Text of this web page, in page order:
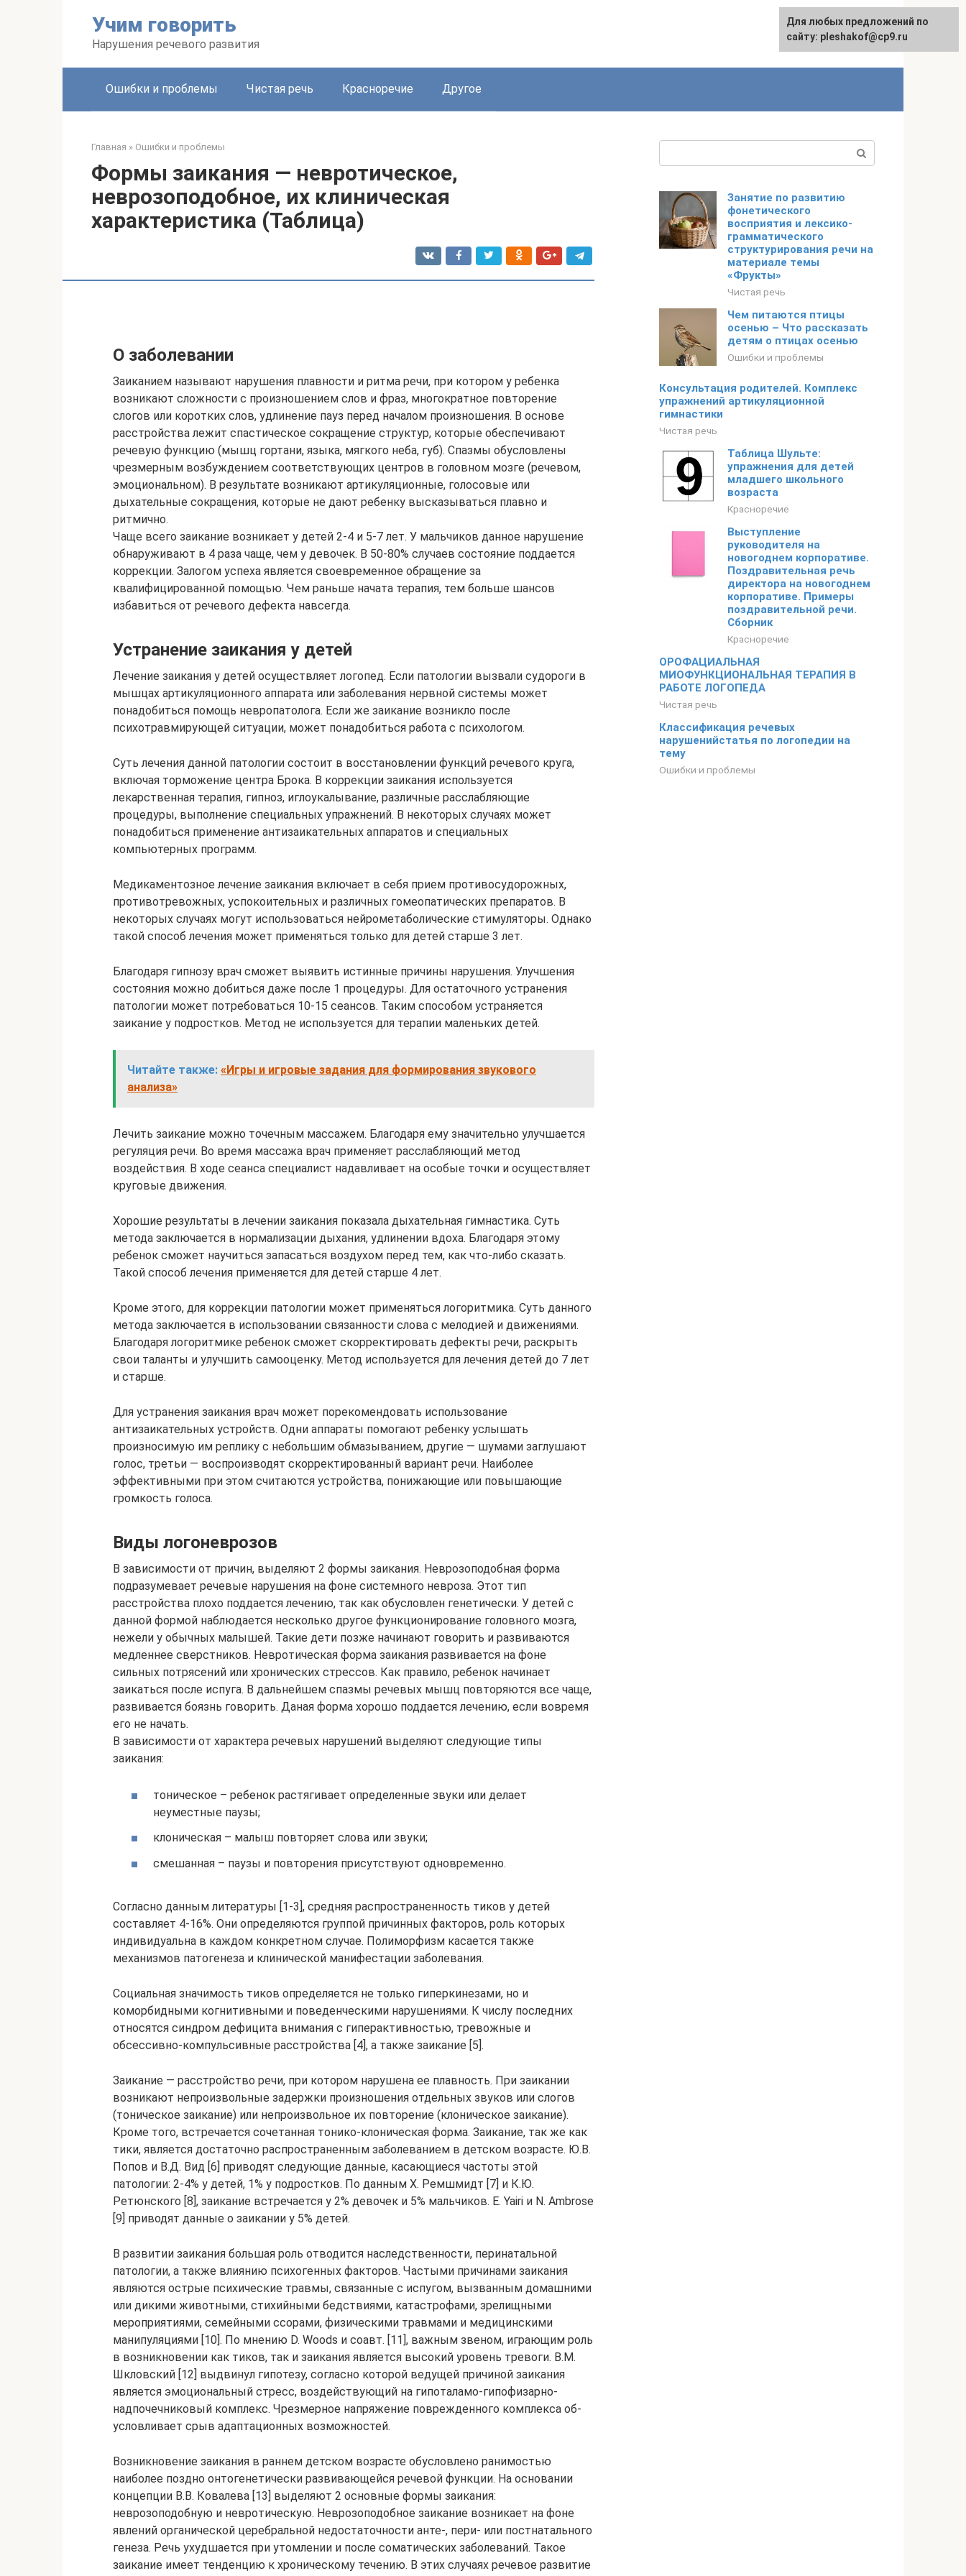
Учим говорить
Нарушения речевого развития
Ошибки и проблемы Чистая речь Красноречие Другое
Главная » Ошибки и проблемы
Формы заикания — невротическое,
неврозоподобное, их клиническая
характеристика (Таблица)
О заболевании
Заиканием называют нарушения плавности и ритма речи, при котором у ребенка
возникают сложности с произношением слов и фраз, многократное повторение
слогов или коротких слов, удлинение пауз перед началом произношения. В основе
расстройства лежит спастическое сокращение структур, которые обеспечивают
речевую функцию (мышц гортани, языка, мягкого неба, губ). Спазмы обусловлены
чрезмерным возбуждением соответствующих центров в головном мозге (речевом,
эмоциональном). В результате возникают артикуляционные, голосовые или
дыхательные сокращения, которые не дают ребенку высказываться плавно и
ритмично.
Чаще всего заикание возникает у детей 2-4 и 5-7 лет. У мальчиков данное нарушение
обнаруживают в 4 раза чаще, чем у девочек. В 50-80% случаев состояние поддается
коррекции. Залогом успеха является своевременное обращение за
квалифицированной помощью. Чем раньше начата терапия, тем больше шансов
избавиться от речевого дефекта навсегда.
Устранение заикания у детей
Лечение заикания у детей осуществляет логопед. Если патологии вызвали судороги в
мышцах артикуляционного аппарата или заболевания нервной системы может
понадобиться помощь невропатолога. Если же заикание возникло после
психотравмирующей ситуации, может понадобиться работа с психологом.
Суть лечения данной патологии состоит в восстановлении функций речевого круга,
включая торможение центра Брока. В коррекции заикания используется
лекарственная терапия, гипноз, иглоукалывание, различные расслабляющие
процедуры, выполнение специальных упражнений. В некоторых случаях может
понадобиться применение антизаикательных аппаратов и специальных
компьютерных программ.
Медикаментозное лечение заикания включает в себя прием противосудорожных,
противотревожных, успокоительных и различных гомеопатических препаратов. В
некоторых случаях могут использоваться нейрометаболические стимуляторы. Однако
такой способ лечения может применяться только для детей старше 3 лет.
Благодаря гипнозу врач сможет выявить истинные причины нарушения. Улучшения
состояния можно добиться даже после 1 процедуры. Для остаточного устранения
патологии может потребоваться 10-15 сеансов. Таким способом устраняется
заикание у подростков. Метод не используется для терапии маленьких детей.
Читайте также: «Игры и игровые задания для формирования звукового
анализа»
Лечить заикание можно точечным массажем. Благодаря ему значительно улучшается
регуляция речи. Во время массажа врач применяет расслабляющий метод
воздействия. В ходе сеанса специалист надавливает на особые точки и осуществляет
круговые движения.
Хорошие результаты в лечении заикания показала дыхательная гимнастика. Суть
метода заключается в нормализации дыхания, удлинении вдоха. Благодаря этому
ребенок сможет научиться запасаться воздухом перед тем, как что-либо сказать.
Такой способ лечения применяется для детей старше 4 лет.
Кроме этого, для коррекции патологии может применяться логоритмика. Суть данного
метода заключается в использовании связанности слова с мелодией и движениями.
Благодаря логоритмике ребенок сможет скорректировать дефекты речи, раскрыть
свои таланты и улучшить самооценку. Метод используется для лечения детей до 7 лет
и старше.
Для устранения заикания врач может порекомендовать использование
антизаикательных устройств. Одни аппараты помогают ребенку услышать
произносимую им реплику с небольшим обмазыванием, другие — шумами заглушают
голос, третьи — воспроизводят скорректированный вариант речи. Наиболее
эффективными при этом считаются устройства, понижающие или повышающие
громкость голоса.
Виды логоневрозов
В зависимости от причин, выделяют 2 формы заикания. Неврозоподобная форма
подразумевает речевые нарушения на фоне системного невроза. Этот тип
расстройства плохо поддается лечению, так как обусловлен генетически. У детей с
данной формой наблюдается несколько другое функционирование головного мозга,
нежели у обычных малышей. Такие дети позже начинают говорить и развиваются
медленнее сверстников. Невротическая форма заикания развивается на фоне
сильных потрясений или хронических стрессов. Как правило, ребенок начинает
заикаться после испуга. В дальнейшем спазмы речевых мышц повторяются все чаще,
развивается боязнь говорить. Даная форма хорошо поддается лечению, если вовремя
его не начать.
В зависимости от характера речевых нарушений выделяют следующие типы
заикания:
тоническое – ребенок растягивает определенные звуки или делает
неуместные паузы;
клоническая – малыш повторяет слова или звуки;
смешанная – паузы и повторения присутствуют одновременно.
Согласно данным литературы [1-3], средняя распространенность тиков у детей
составляет 4-16%. Они определяются группой причинных факторов, роль которых
индивидуальна в каждом конкретном случае. Полиморфизм касается также
механизмов патогенеза и клинической манифестации заболевания.
Социальная значимость тиков определяется не только гиперкинезами, но и
коморбидными когнитивными и поведенческими нарушениями. К числу последних
относятся синдром дефицита внимания с гиперактивностью, тревожные и
обсессивно-компульсивные расстройства [4], а также заикание [5].
Заикание — расстройство речи, при котором нарушена ее плавность. При заикании
возникают непроизвольные задержки произношения отдельных звуков или слогов
(тоническое заикание) или непроизвольное их повторение (клоническое заикание).
Кроме того, встречается сочетанная тонико-клоническая форма. Заикание, так же как
тики, является достаточно распространенным заболеванием в детском возрасте. Ю.В.
Попов и В.Д. Вид [6] приводят следующие данные, касающиеся частоты этой
патологии: 2-4% у детей, 1% у подростков. По данным Х. Ремшмидт [7] и К.Ю.
Ретюнского [8], заикание встречается у 2% девочек и 5% мальчиков. E. Yairi и N. Ambrose
[9] приводят данные о заикании у 5% детей.
В развитии заикания большая роль отводится наследственности, перинатальной
патологии, а также влиянию психогенных факторов. Частыми причинами заикания
являются острые психические травмы, связанные с испугом, вызванным домашними
или дикими животными, стихийными бедствиями, катастрофами, зрелищными
мероприятиями, семейными ссорами, физическими травмами и медицинскими
манипуляциями [10]. По мнению D. Woods и соавт. [11], важным звеном, играющим роль
в возникновении как тиков, так и заикания является высокий уровень тревоги. В.М.
Шкловский [12] выдвинул гипотезу, согласно которой ведущей причиной заикания
является эмоциональный стресс, воздействующий на гипоталамо-гипофизарно-
надпочечниковый комплекс. Чрезмерное напряжение поврежденного комплекса об­
условливает срыв адаптационных возможностей.
Возникновение заикания в раннем детском возрасте обусловлено ранимостью
наиболее поздно онтогенетически развивающейся речевой функции. На основании
концепции В.В. Ковалева [13] выделяют 2 основные формы заикания:
неврозоподобную и невротическую. Неврозоподобное заикание возникает на фоне
явлений органической церебральной недостаточности анте-, пери- или постнатального
генеза. Речь ухудшается при утомлении и после соматических заболеваний. Такое
заикание имеет тенденцию к хроническому течению. В этих случаях речевое развитие
Занятие по развитию
фонетического
восприятия и лексико-
грамматического
структурирования речи на
материале темы
«Фрукты»
Чистая речь
Чем питаются птицы
осенью – Что рассказать
детям о птицах осенью
Ошибки и проблемы
Консультация родителей. Комплекс
упражнений артикуляционной
гимнастики
Чистая речь
Таблица Шульте:
упражнения для детей
младшего школьного
возраста
Красноречие
Выступление
руководителя на
новогоднем корпоративе.
Поздравительная речь
директора на новогоднем
корпоративе. Примеры
поздравительной речи.
Сборник
Красноречие
ОРОФАЦИАЛЬНАЯ
МИОФУНКЦИОНАЛЬНАЯ ТЕРАПИЯ В
РАБОТЕ ЛОГОПЕДА
Чистая речь
Классификация речевых
нарушенийстатья по логопедии на
тему
Ошибки и проблемы
Для любых предложений по
сайту: pleshakof@cp9.ru